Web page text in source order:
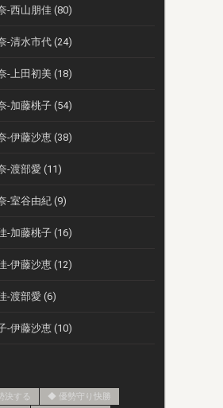
-西山朋佳 (80)
-清水市代 (24)
-上田初美 (18)
-加藤桃子 (54)
-伊藤沙恵 (38)
-渡部愛 (11)
-室谷由紀 (9)
-加藤桃子 (16)
-伊藤沙恵 (12)
-渡部愛 (6)
-伊藤沙恵 (10)
決する
◆ 優勢守り快勝